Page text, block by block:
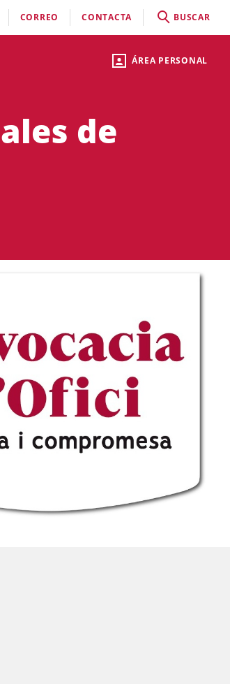
ÁREA PERSONAL
CORREO CONTACTA BUSCAR
de